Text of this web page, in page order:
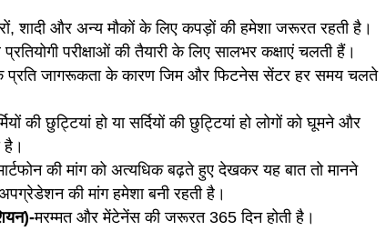
शादी और अन्य मौकों के लिए कपड़ों की हमेशा जरूरत रहती है।
परीक्षाओं की तैयारी के लिए सालभर कक्षाएं चलती हैं।
प्रति जागरूकता के कारण जिम और फिटनेस सेंटर हर समय चलते
की छुट्टियां हो या सर्दियों की छुट्टियां हो लोगों को घूमने और
है।
की मांग को अत्यधिक बढ़ते हुए देखकर यह बात तो मानने
की मांग हमेशा बनी रहती है।
मरम्मत और मेंटेनेंस की जरूरत 365 दिन होती है।